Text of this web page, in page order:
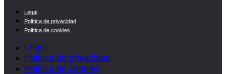
Legal
Política de privacidad
Política de cookies
Legal
Política de privacidad
Política de cookies